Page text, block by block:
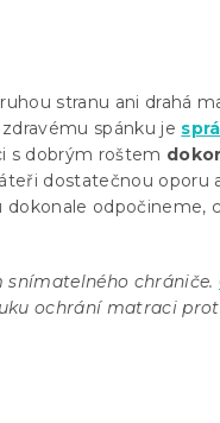
stranu ani drahá
spánku je
s dobrým roštem
dostatečnou oporu
odpočineme,
snímatelného chrániče.
ochrání matraci